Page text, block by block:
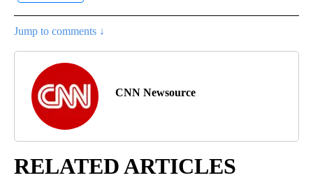
Jump to comments ↓
CNN Newsource
RELATED ARTICLES